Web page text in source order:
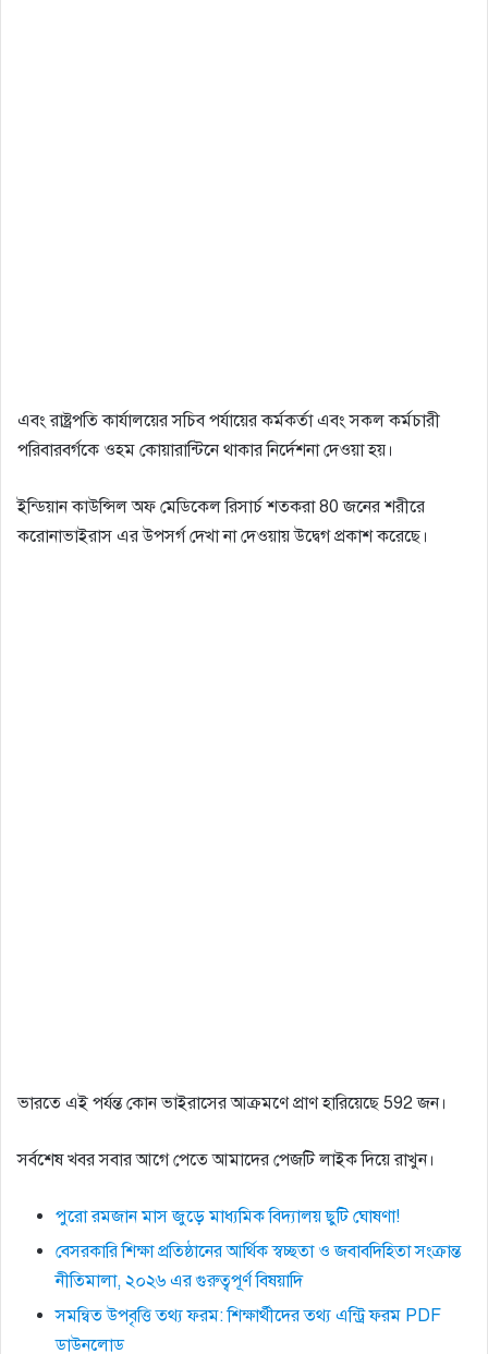
এবং রাষ্ট্রপতি কার্যালয়ের সচিব পর্যায়ের কর্মকর্তা এবং সকল কর্মচারী
পরিবারবর্গকে ওহম কোয়ারান্টিনে থাকার নির্দেশনা দেওয়া হয়।
ইন্ডিয়ান কাউন্সিল অফ মেডিকেল রিসার্চ শতকরা 80 জনের শরীরে
করোনাভাইরাস এর উপসর্গ দেখা না দেওয়ায় উদ্বেগ প্রকাশ করেছে।
ভারতে এই পর্যন্ত কোন ভাইরাসের আক্রমণে প্রাণ হারিয়েছে 592 জন।
সর্বশেষ খবর সবার আগে পেতে আমাদের পেজটি লাইক দিয়ে রাখুন।
পুরো রমজান মাস জুড়ে মাধ্যমিক বিদ্যালয় ছুটি ঘোষণা!
বেসরকারি শিক্ষা প্রতিষ্ঠানের আর্থিক স্বচ্ছতা ও জবাবদিহিতা সংক্রান্ত
নীতিমালা, ২০২৬ এর গুরুত্বপূর্ণ বিষয়াদি
সমন্বিত উপবৃত্তি তথ্য ফরম: শিক্ষার্থীদের তথ্য এন্ট্রি ফরম PDF
ডাউনলোড